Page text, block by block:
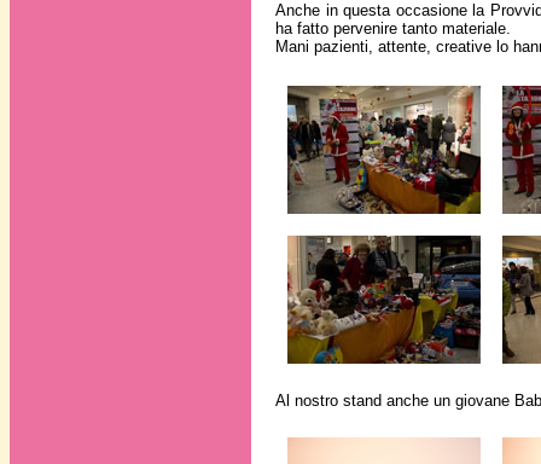
Anche in questa occasione la
ha fatto pervenire tanto materiale.
Mani pazienti, attente, creative lo
Al nostro stand anche un giovane